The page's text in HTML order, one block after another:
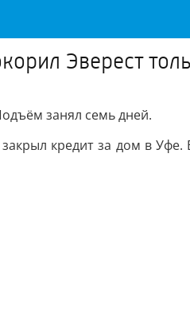
Эверест
занял семь дней.
кредит за дом в